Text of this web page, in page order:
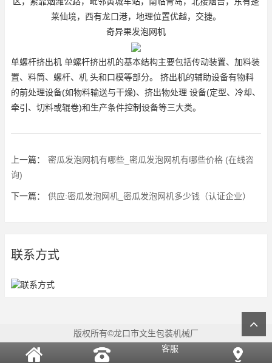
莱仙境，西有龙口港，地理位置优越，交捷。
奇异果发泡网机
单螺杆挤出机 单螺杆挤出机的基本结构主要包括传动装置、加料装
置、料筒、螺杆、机 头和口模等部分。 挤出机的辅助设备有物料
的前处理设备(如物料输送与干燥)、挤出物处理 设备(定型、冷却、
牵引、切料或辊卷)和生产条件控制设备等三大类。
上一篇：
密瓜发泡网机有哪些_密瓜发泡网机有哪些价格 (在线咨
询)
下一篇： 供应:密瓜发泡网机_密瓜发泡网机多少钱（认证企业）
联系方式
版权所有©龙口市文生包装机械厂
客服